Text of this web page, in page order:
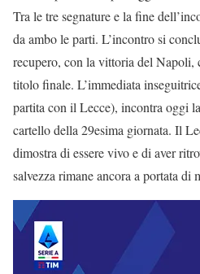
Tra le tre segnature e la fine
da ambo le parti. L’incontro si
recupero, con la vittoria del Napoli,
titolo finale. L’immediata
partita con il Lecce), incontra oggi
cartello della 29esima giornata. Il
dimostra di essere vivo e di aver
salvezza rimane ancora a portata di